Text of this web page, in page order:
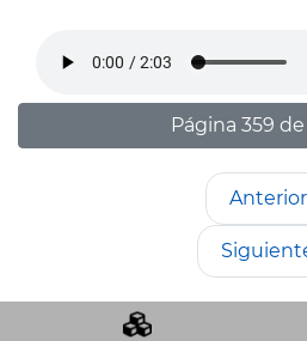
Página 359
Anterior